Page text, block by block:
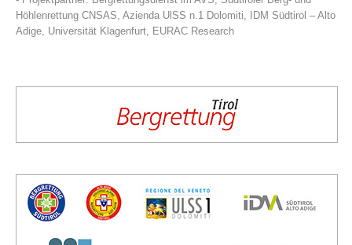
Direction
Höhlenrettung CNSAS, Azienda UlSS n.1 Dolomiti, IDM Südtirol – Alto
Adige, Universität Klagenfurt, EURAC Research